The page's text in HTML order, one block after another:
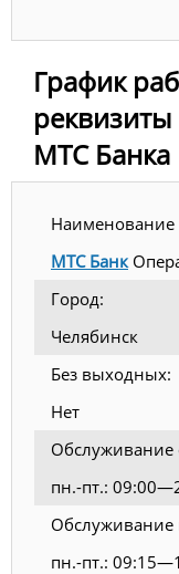
График
МТС Банка
Наименование
МТС Банк
Город:
Челябинск
Без выходных:
Нет
Обслуживание
пн.-пт.:
Обслуживание
пн.-пт.: